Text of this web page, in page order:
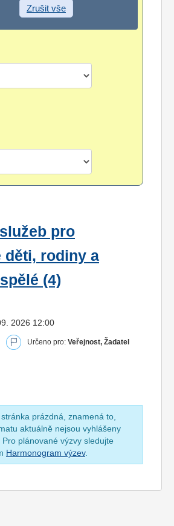
Zrušit vše
pro
děti, rodiny a
(4)
2026 12:00
Určeno pro: Veřejnost, Žadatel
prázdná, znamená to,
aktuálně nejsou vyhlášeny
Pro plánované výzvy sledujte
Harmonogram výzev.